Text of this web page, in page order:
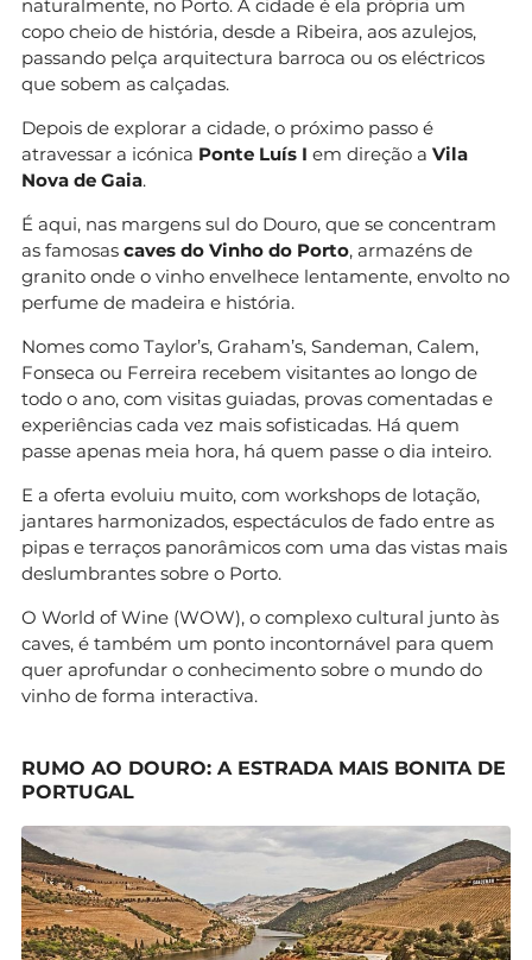
naturalmente, no Porto. A cidade é ela própria um
copo cheio de história, desde a Ribeira, aos azulejos,
passando pelça arquitectura barroca ou os eléctricos
que sobem as calçadas.
Depois de explorar a cidade, o próximo passo é
atravessar a icónica Ponte Luís I em direção a Vila
Nova de Gaia.
É aqui, nas margens sul do Douro, que se concentram
as famosas caves do Vinho do Porto, armazéns de
granito onde o vinho envelhece lentamente, envolto no
perfume de madeira e história.
Nomes como Taylor’s, Graham’s, Sandeman, Calem,
Fonseca ou Ferreira recebem visitantes ao longo de
todo o ano, com visitas guiadas, provas comentadas e
experiências cada vez mais sofisticadas. Há quem
passe apenas meia hora, há quem passe o dia inteiro.
E a oferta evoluiu muito, com workshops de lotação,
jantares harmonizados, espectáculos de fado entre as
pipas e terraços panorâmicos com uma das vistas mais
deslumbrantes sobre o Porto.
O World of Wine (WOW), o complexo cultural junto às
caves, é também um ponto incontornável para quem
quer aprofundar o conhecimento sobre o mundo do
vinho de forma interactiva.
RUMO AO DOURO: A ESTRADA MAIS BONITA DE
PORTUGAL